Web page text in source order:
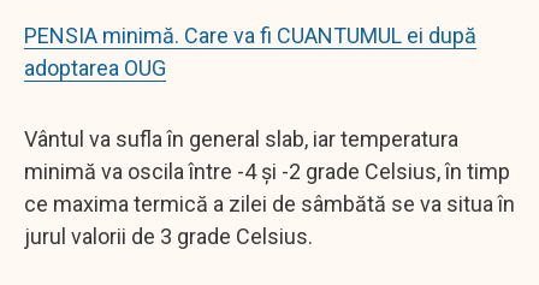
PENSIA minimă. Care va fi CUANTUMUL ei după
adoptarea OUG
Vântul va sufla în general slab, iar temperatura
minimă va oscila între -4 şi -2 grade Celsius, în timp
ce maxima termică a zilei de sâmbătă se va situa în
jurul valorii de 3 grade Celsius.